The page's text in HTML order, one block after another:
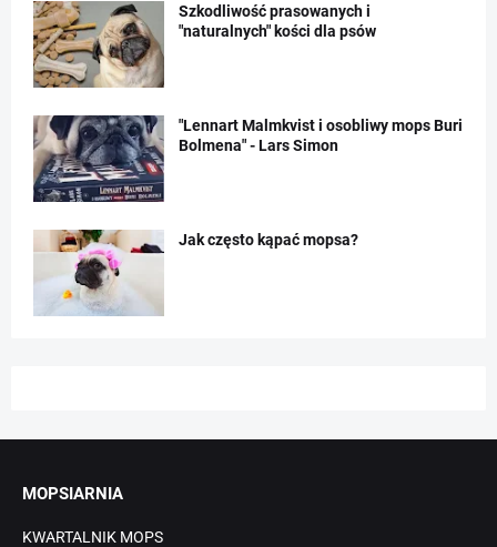
Szkodliwość prasowanych i
"naturalnych" kości dla psów
"Lennart Malmkvist i osobliwy mops Buri
Bolmena" - Lars Simon
Jak często kąpać mopsa?
MOPSIARNIA
KWARTALNIK MOPS